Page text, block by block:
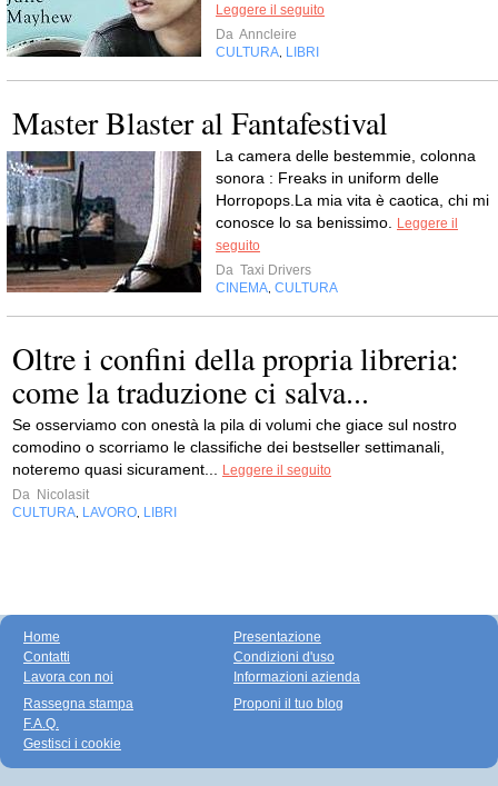
Leggere il seguito
Da Anncleire
CULTURA LIBRI
Master Blaster al Fantafestival
La camera delle bestemmie, colonna
sonora : Freaks in uniform delle
Horropops.La mia vita è caotica, chi mi
conosce lo sa benissimo.
Leggere il
seguito
Da Taxi Drivers
CINEMA CULTURA
Oltre i confini della propria libreria:
come la traduzione ci salva...
Se osserviamo con onestà la pila di volumi che giace sul nostro
comodino o scorriamo le classifiche dei bestseller settimanali,
noteremo quasi sicurament...
Leggere il seguito
Da Nicolasit
CULTURA LAVORO LIBRI
Home
Contatti
Lavora con noi
Presentazione
Condizioni d'uso
Informazioni azienda
Rassegna stampa
F.A.Q.
Gestisci i cookie
Proponi il tuo blog